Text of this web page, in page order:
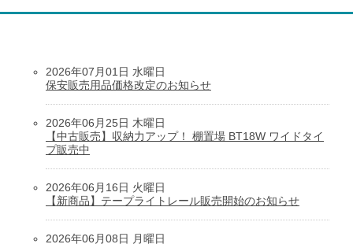
2026年07月01日 水曜日
保安販売用品価格改定のお知らせ
2026年06月25日 木曜日
【中古販売】収納力アップ！ 棚置場 BT18W ワイドタイ
プ販売中
2026年06月16日 火曜日
【新商品】テープライトレール販売開始のお知らせ
2026年06月08日 月曜日